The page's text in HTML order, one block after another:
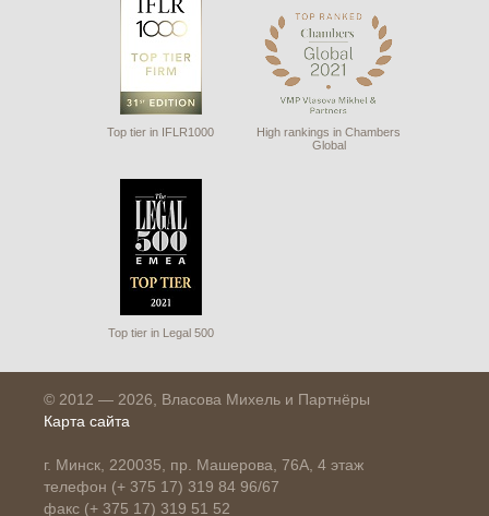
Top tier in IFLR1000
High rankings in Chambers
Global
Top tier in Legal 500
© 2012 — 2026, Власова Михель и Партнёры
Карта сайта
г. Минск, 220035, пр. Машерова, 76А, 4 этаж
телефон (+ 375 17) 319 84 96/67
факс (+ 375 17) 319 51 52